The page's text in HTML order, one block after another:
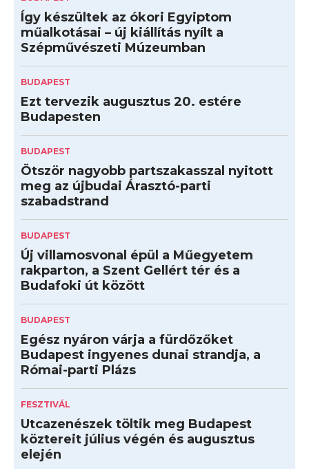
Így készültek az ókori Egyiptom
műalkotásai – új kiállítás nyílt a
Szépművészeti Múzeumban
BUDAPEST
Ezt tervezik augusztus 20. estére
Budapesten
BUDAPEST
Ötször nagyobb partszakasszal nyitott
meg az újbudai Árasztó-parti
szabadstrand
BUDAPEST
Új villamosvonal épül a Műegyetem
rakparton, a Szent Gellért tér és a
Budafoki út között
BUDAPEST
Egész nyáron várja a fürdőzőket
Budapest ingyenes dunai strandja, a
Római-parti Plázs
FESZTIVÁL
Utcazenészek töltik meg Budapest
köztereit július végén és augusztus
elején